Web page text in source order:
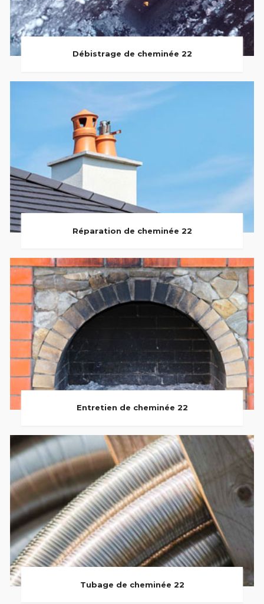
Débistrage de cheminée 22
Réparation de cheminée 22
Entretien de cheminée 22
Tubage de cheminée 22